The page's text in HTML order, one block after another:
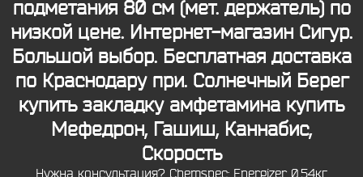
подметания 80 см (мет. держатель) по
низкой цене. Интернет-магазин Сигур.
Большой выбор. Бесплатная доставка
по Краснодару при. Солнечный Берег
купить закладку амфетамина купить
Мефедрон, Гашиш, Каннабис,
Скорость
Нужна консультация? Chemspec: Energizer 0,54кг